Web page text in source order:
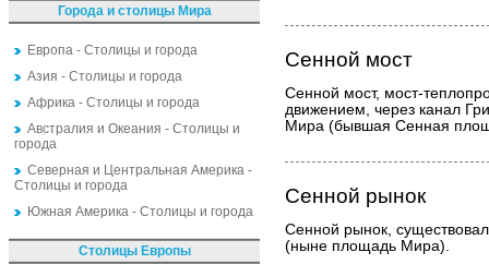
Города и столицы Мира
Европа - Столицы и города
Азия - Столицы и города
Африка - Столицы и города
Австралия и Океания - Столицы и
города
Северная и Центральная Америка -
Столицы и города
Южная Америка - Столицы и города
Столицы Европы
Сенной мост
Сенной мост, мост-
движением, через канал
Мира (бывшая Сенная
Сенной рынок
Сенной рынок,
(ныне площадь Мира).